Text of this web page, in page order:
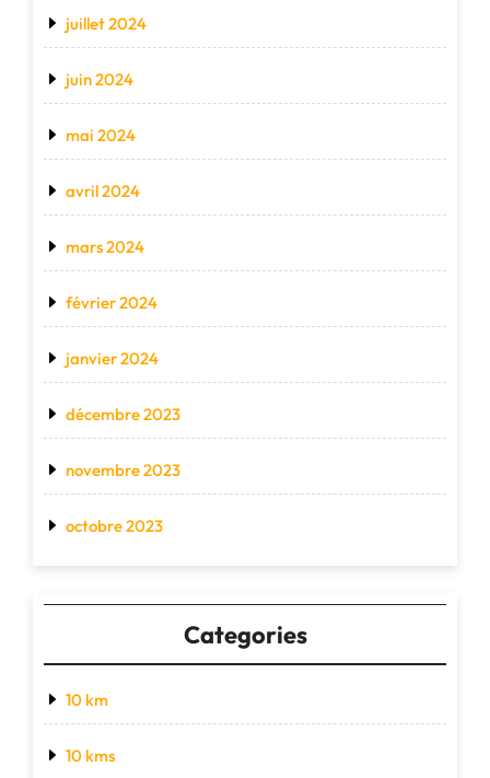
juillet 2024
juin 2024
mai 2024
avril 2024
mars 2024
février 2024
janvier 2024
décembre 2023
novembre 2023
octobre 2023
Categories
10 km
10 kms